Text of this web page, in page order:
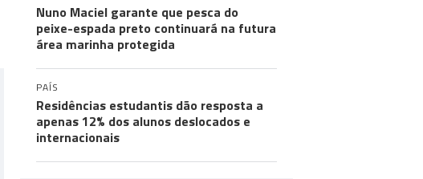
Nuno Maciel garante que pesca do
peixe-espada preto continuará na futura
área marinha protegida
PAÍS
Residências estudantis dão resposta a
apenas 12% dos alunos deslocados e
internacionais